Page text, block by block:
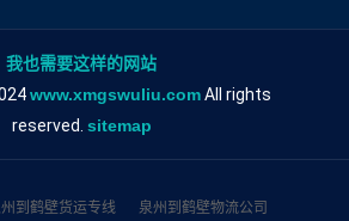
我也需要这样的网站
www.xmgswuliu.comAll rights
reserved. sitemap
到鹤壁货运专线 泉州到鹤壁物流公司